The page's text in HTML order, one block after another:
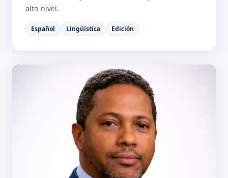
alto nivel.
Español Lingüística Edición